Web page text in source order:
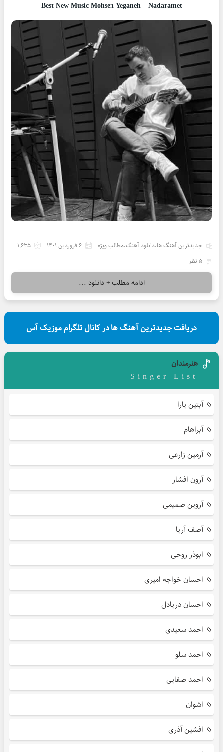
Best New Music Mohsen Yeganeh – Nadaramet
جدیدترین آهنگ ها،دانلود آهنگ،مطالب ویژه 6 فروردین 1401
1,635
5 نظر
ادامه مطلب + دانلود ...
دریافت جدیدترین آهنگ ها در کانال تلگرام موزیک آس
هنرمندان
Singer List
آبتین یارا
آبراهام
آرمین زارعی
آرون افشار
آروین صمیمی
آصف آریا
ابوذر روحی
احسان خواجه امیری
احسان دریادل
احمد سعیدی
احمد سلو
احمد صفایی
اشوان
افشین آذری